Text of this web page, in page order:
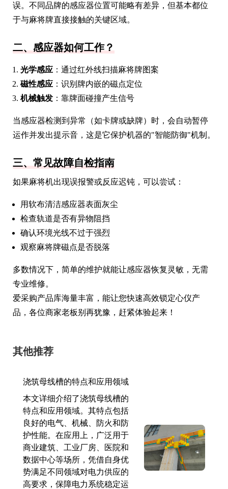
误。不同品牌的感应器位置可能略有差异，但基本都位
于与麻将牌直接接触的关键区域。
二、感应器如何工作？
光学感应 ：通过红外线扫描麻将牌图案
磁性感应 ：识别牌内嵌的磁点定位
机械触发 ：靠牌面碰撞产生信号
当感应器检测到异常（如卡牌或缺牌）时，会自动暂停
运作并发出提示音，这是它保护机器的"智能防御"机制。
三、常见故障自检指南
如果麻将机出现误报警或反应迟钝，可以尝试：
用软布清洁感应器表面灰尘
检查轨道是否有异物阻挡
确认环境光线不过于强烈
观察麻将牌磁点是否脱落
多数情况下，简单的维护就能让感应器恢复灵敏，无需
专业维修。
爱采购产品库海量丰富，能让您快速高效锁定心仪产
品，各位商家老板别再犹豫，赶紧体验起来！
其他推荐
浇筑母线槽的特点和应用领域
本文详细介绍了浇筑母线槽的
特点和应用领域。其特点包括
良好的电气、机械、防火和防
护性能。在应用上，广泛用于
商业建筑、工业厂房、医院和
数据中心等场所，凭借自身优
势满足不同领域对电力供应的
高要求，保障电力系统稳定运